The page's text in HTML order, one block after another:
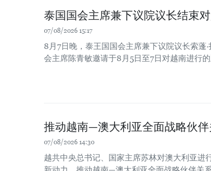
泰国国会主席兼下议院议长结束
07/08/2026 15:17
8月7日晚，泰王国国会主席兼下议院议长索蓬
会主席陈青敏邀请于8月5日至7日对越南进行的
推动越南—澳大利亚全面战略伙
07/08/2026 14:30
越共中央总书记、国家主席苏林对澳大利亚进